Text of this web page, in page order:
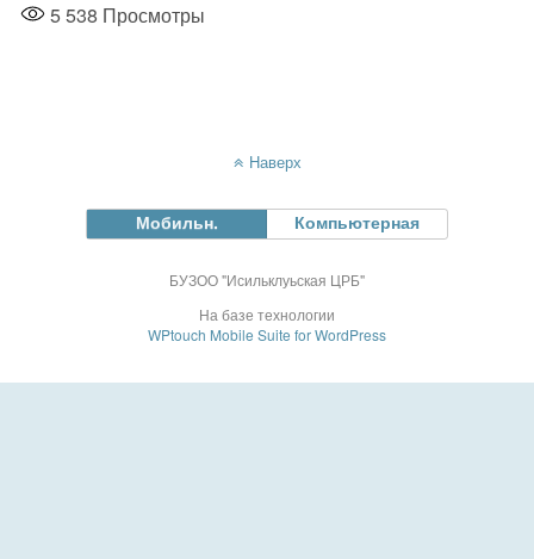
5 538 Просмотры
Наверх
Мобильн. Компьютерная
БУЗОО "Исильклуьская ЦРБ"
На базе технологии
WPtouch Mobile Suite for WordPress